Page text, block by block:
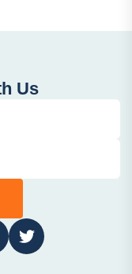
Us